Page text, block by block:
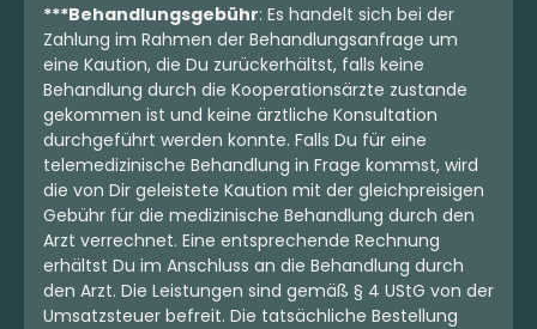
5 (3)
THC:24% CBD:1%
4.49 €
4,6 (24)
THC:27,3% CBD:
7.50 €
mehr laden
***Behandlungsgebühr: Es handelt sich bei der
Zahlung im Rahmen der Behandlungsanfrage um
eine Kaution, die Du zurückerhältst, falls keine
Behandlung durch die Kooperationsärzte zustande
gekommen ist und keine ärztliche Konsultation
durchgeführt werden konnte. Falls Du für eine
telemedizinische Behandlung in Frage kommst, wird
die von Dir geleistete Kaution mit der gleichpreisigen
Gebühr für die medizinische Behandlung durch den
Arzt verrechnet. Eine entsprechende Rechnung
erhältst Du im Anschluss an die Behandlung durch
den Arzt. Die Leistungen sind gemäß § 4 UStG von der
Umsatzsteuer befreit. Die tatsächliche Bestellung